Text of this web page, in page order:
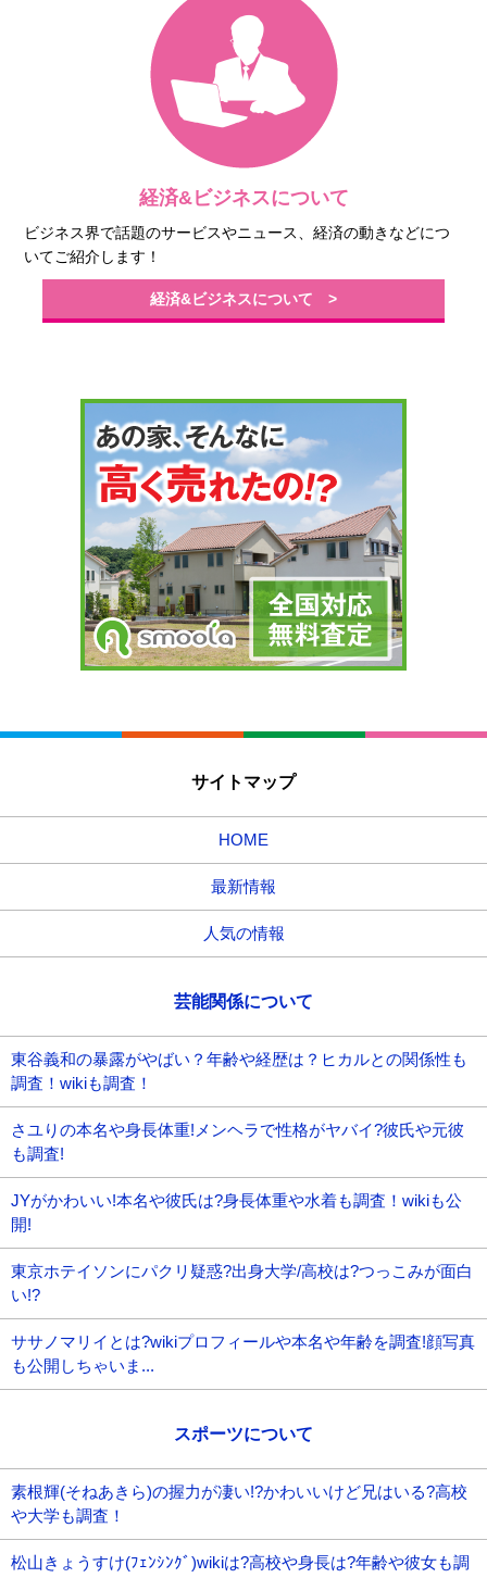
経済&ビジネスについて
ビジネス界で話題のサービスやニュース、経済の動きなどにつ
いてご紹介します！
経済&ビジネスについて >
サイトマップ
HOME
最新情報
人気の情報
芸能関係について
東谷義和の暴露がやばい？年齢や経歴は？ヒカルとの関係性も
調査！wikiも調査！
さユりの本名や身長体重!メンヘラで性格がヤバイ?彼氏や元彼
も調査!
JYがかわいい!本名や彼氏は?身長体重や水着も調査！wikiも公
開!
東京ホテイソンにパクリ疑惑?出身大学/高校は?つっこみが面白
い!?
ササノマリイとは?wikiプロフィールや本名や年齢を調査!顔写真
も公開しちゃいま...
スポーツについて
素根輝(そねあきら)の握力が凄い!?かわいいけど兄はいる?高校
や大学も調査！
松山きょうすけ(ﾌｪﾝｼﾝｸﾞ)wikiは?高校や身長は?年齢や彼女も調